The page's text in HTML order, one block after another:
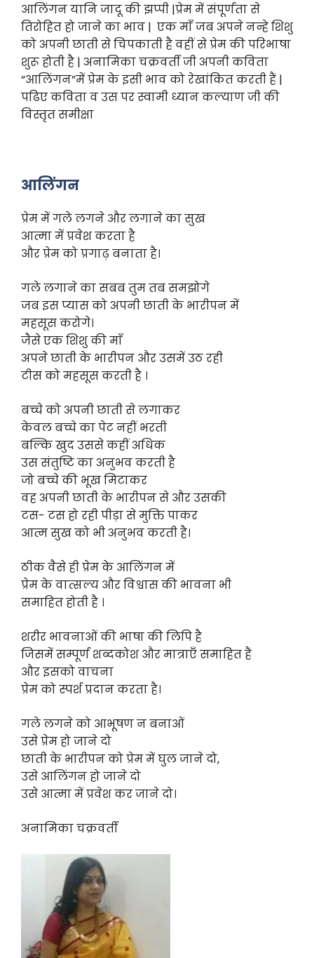
आलिंगन यानि जादू की झप्पी |प्रेम में संपूर्णता से
तिरोहित हो जाने का भाव | एक माँ जब अपने नन्हे शिशु
को अपनी छाती से चिपकाती है वहीं से प्रेम की परिभाषा
शुरू होती है | अनामिका चक्रवर्ती जी अपनी कविता
“आलिंगन”में प्रेम के इसी भाव को रेखांकित करती हैं |
पढिए कविता व उस पर स्वामी ध्यान कल्याण जी की
विस्तृत समीक्षा
आलिंगन
प्रेम में गले लगने और लगाने का सुख
आत्मा में प्रवेश करता है
और प्रेम को प्रगाढ़ बनाता है।
गले लगाने का सबब तुम तब समझोगे
जब इस प्यास को अपनी छाती के भारीपन में
महसूस करोगे।
जैसे एक शिशु की माँ
अपने छाती के भारीपन और उसमें उठ रही
टीस को महसूस करती है ।
बच्चे को अपनी छाती से लगाकर
केवल बच्चे का पेट नहीं भरती
बल्कि खुद उससे कहीं अधिक
उस संतुष्टि का अनुभव करती है
जो बच्चे की भूख मिटाकर
वह अपनी छाती के भारीपन से और उसकी
टस- टस हो रही पीड़ा से मुक्ति पाकर
आत्म सुख को भी अनुभव करती है।
ठीक वैसे ही प्रेम के आलिंगन में
प्रेम के वात्सल्य और विश्वास की भावना भी
समाहित होती है ।
शरीर भावनाओं की भाषा की लिपि है
जिसमें सम्पूर्ण शब्दकोश और मात्राएँ समाहित हैं
और इसको वाचना
प्रेम को स्पर्श प्रदान करता है।
गले लगने को आभूषण न बनाओं
उसे प्रेम हो जाने दो
छाती के भारीपन को प्रेम में घुल जाने दो,
उसे आलिंगन हो जाने दो
उसे आत्मा में प्रवेश कर जाने दो।
अनामिका चक्रवर्ती